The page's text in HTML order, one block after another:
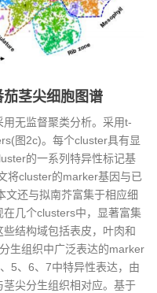
茎尖细胞图谱
无监督聚类分析。采用t-
图2c)。每个cluster具有显
的一系列特异性标记基
将cluster的marker基因与已
还与拟南芥富集于相应细
几个clusters中，显著富集
结构域包括表皮，叶肉和
生组织中广泛表达的marker
5、6、7中特异性表达，由
尖分生组织相对应。基于